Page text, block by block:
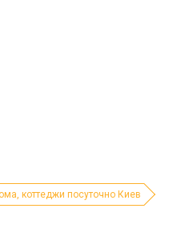
коттеджи посуточно Киев